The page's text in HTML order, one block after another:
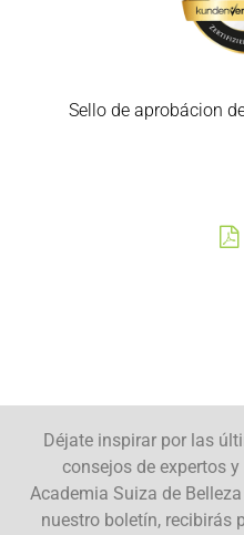
Sello de aprobácion
Déjate inspirar por las
consejos de expertos
Academia Suiza de
nuestro boletín, recibirás